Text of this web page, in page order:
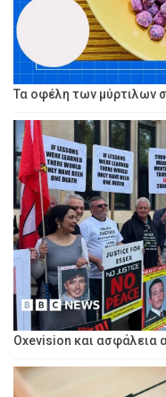
Τα οφέλη των μύρτιλων
Oxevision και ασφάλεια